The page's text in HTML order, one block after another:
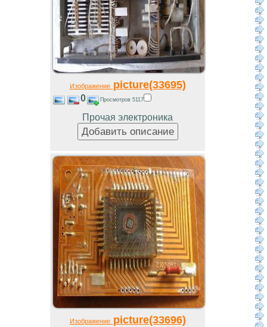
Изображениеpicture(33695)
0 Просмотров 5117
Прочая электроника
Изображениеpicture(33696)